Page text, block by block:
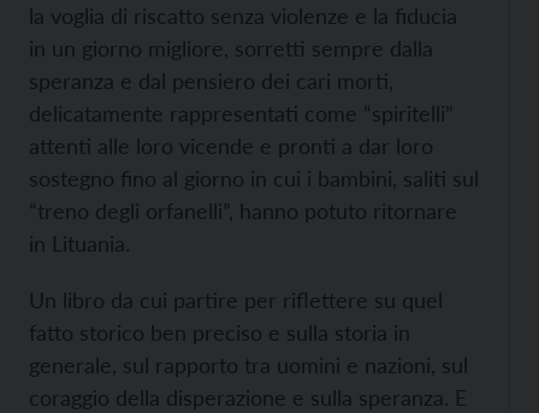
la voglia di riscatto senza violenze e la fiducia
in un giorno migliore, sorretti sempre dalla
speranza e dal pensiero dei cari morti,
delicatamente rappresentati come “spiritelli”
attenti alle loro vicende e pronti a dar loro
sostegno fino al giorno in cui i bambini, saliti sul
“treno degli orfanelli”, hanno potuto ritornare
in Lituania.
Un libro da cui partire per riflettere su quel
fatto storico ben preciso e sulla storia in
generale, sul rapporto tra uomini e nazioni, sul
coraggio della disperazione e sulla speranza. E